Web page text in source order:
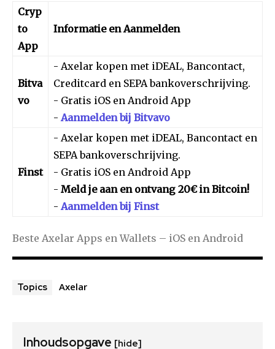
Cryp
to
App
Informatie en Aanmelden
Bitva
vo
- Axelar kopen met iDEAL, Bancontact,
Creditcard en SEPA bankoverschrijving.
- Gratis iOS en Android App
- Aanmelden bij Bitvavo
Finst
- Axelar kopen met iDEAL, Bancontact en
SEPA bankoverschrijving.
- Gratis iOS en Android App
- Meld je aan en ontvang 20€ in Bitcoin!
- Aanmelden bij Finst
Beste Axelar Apps en Wallets – iOS en Android
Topics Axelar
Inhoudsopgave [hide]